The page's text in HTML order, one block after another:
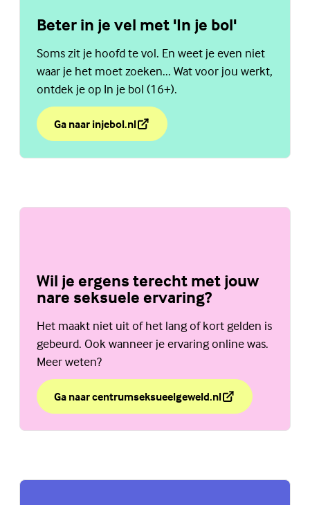
Beter in je vel met 'In je bol'
Soms zit je hoofd te vol. En weet je even niet
waar je het moet zoeken... Wat voor jou werkt,
ontdek je op In je bol (16+).
Ga naar injebol.nl
over Beter in je vel met 'In je bol'
(Externe link)
Wil je ergens terecht met jouw
nare seksuele ervaring?
Het maakt niet uit of het lang of kort gelden is
gebeurd. Ook wanneer je ervaring online was.
Meer weten?
Ga naar centrumseksueelgeweld.nl
over Wil je ergens terecht met jouw nare seksuele
(Externe link)